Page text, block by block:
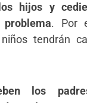
hijos y
. Por
tendrán
los